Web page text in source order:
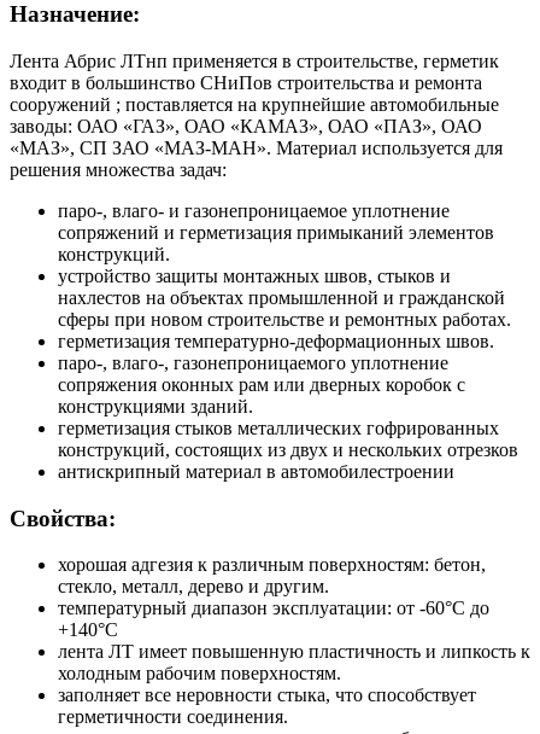
Назначение:
Лента Абрис ЛТнп применяется в строительстве, герметик
входит в большинство СНиПов строительства и ремонта
сооружений ; поставляется на крупнейшие автомобильные
заводы: ОАО «ГАЗ», ОАО «КАМАЗ», ОАО «ПАЗ», ОАО
«МАЗ», СП ЗАО «МАЗ-МАН». Материал используется для
решения множества задач:
паро-, влаго- и газонепроницаемое уплотнение
сопряжений и герметизация примыканий элементов
конструкций.
устройство защиты монтажных швов, стыков и
нахлестов на объектах промышленной и гражданской
сферы при новом строительстве и ремонтных работах.
герметизация температурно-деформационных швов.
паро-, влаго-, газонепроницаемого уплотнение
сопряжения оконных рам или дверных коробок с
конструкциями зданий.
герметизация стыков металлических гофрированных
конструкций, состоящих из двух и нескольких отрезков
антискрипный материал в автомобилестроении
Свойства:
хорошая адгезия к различным поверхностям: бетон,
стекло, металл, дерево и другим.
температурный диапазон эксплуатации: от -60°С до
+140°С
лента ЛТ имеет повышенную пластичность и липкость к
холодным рабочим поверхностям.
заполняет все неровности стыка, что способствует
герметичности соединения.